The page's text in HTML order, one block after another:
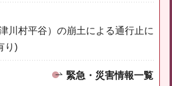
川村平谷）の崩土による通行止に
り)
緊急・災害情報一覧